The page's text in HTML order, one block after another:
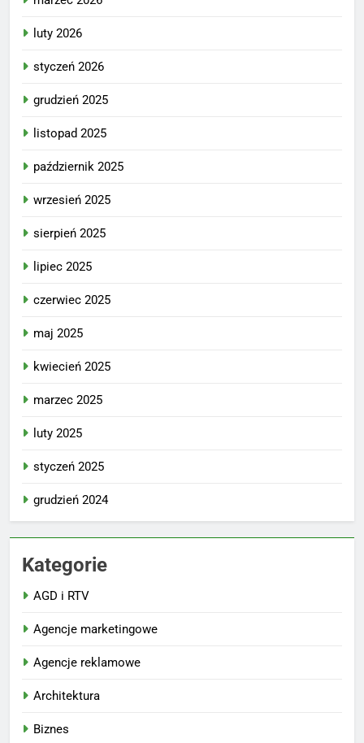
luty 2026
styczeń 2026
grudzień 2025
listopad 2025
październik 2025
wrzesień 2025
sierpień 2025
lipiec 2025
czerwiec 2025
maj 2025
kwiecień 2025
marzec 2025
luty 2025
styczeń 2025
grudzień 2024
Kategorie
AGD i RTV
Agencje marketingowe
Agencje reklamowe
Architektura
Biznes